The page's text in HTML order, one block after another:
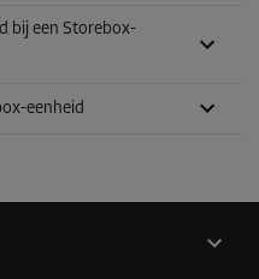
bij een Storebox-
eenheid